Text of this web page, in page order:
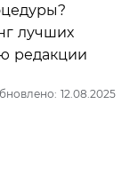
12.08.2025
лучших
редакции